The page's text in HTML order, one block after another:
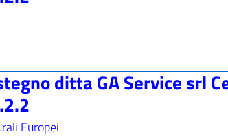
ditta GA Service srl
Europei